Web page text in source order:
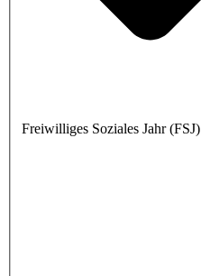
Freiwilliges Soziales Jahr (FSJ)